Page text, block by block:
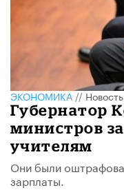
ЭКОНОМИКА//Новость
Губернатор
министров
учителям
Они были
зарплаты.